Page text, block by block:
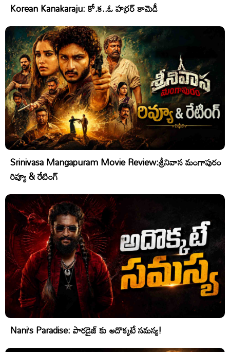
Korean Kanakaraju: కో.క..ఓ హర్రర్ కామెడీ
Srinivasa Mangapuram Movie Review:శ్రీనివాస మంగాపురం
రివ్యూ & రేటింగ్
Nani’s Paradise: పారడైజ్ కు అదొక్కటే సమస్య!